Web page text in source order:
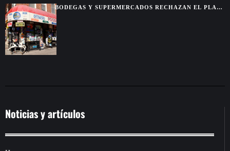
BODEGAS Y SUPERMERCADOS RECHAZAN EL PLAN
MUNICIPAL DE MAMDANI
Noticias y artículos